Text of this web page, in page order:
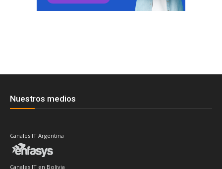
Nuestros medios
Canales IT Argentina
Canales IT en Bolivia